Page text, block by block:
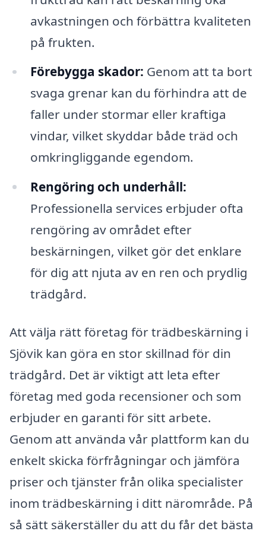
avkastningen och förbättra kvaliteten
på frukten.
Förebygga skador: Genom att ta bort
svaga grenar kan du förhindra att de
faller under stormar eller kraftiga
vindar, vilket skyddar både träd och
omkringliggande egendom.
Rengöring och underhåll:
Professionella services erbjuder ofta
rengöring av området efter
beskärningen, vilket gör det enklare
för dig att njuta av en ren och prydlig
trädgård.
Att välja rätt företag för trädbeskärning i
Sjövik kan göra en stor skillnad för din
trädgård. Det är viktigt att leta efter
företag med goda recensioner och som
erbjuder en garanti för sitt arbete.
Genom att använda vår plattform kan du
enkelt skicka förfrågningar och jämföra
priser och tjänster från olika specialister
inom trädbeskärning i ditt närområde. På
så sätt säkerställer du att du får det bästa